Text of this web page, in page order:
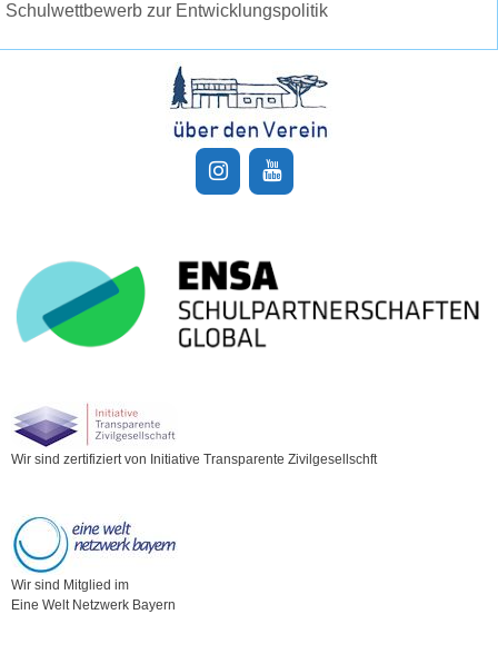
Schulwettbewerb zur Entwicklungspolitik
Wir sind zertifiziert von Initiative Transparente Zivilgesellschft
Wir sind Mitglied im
Eine Welt Netzwerk Bayern